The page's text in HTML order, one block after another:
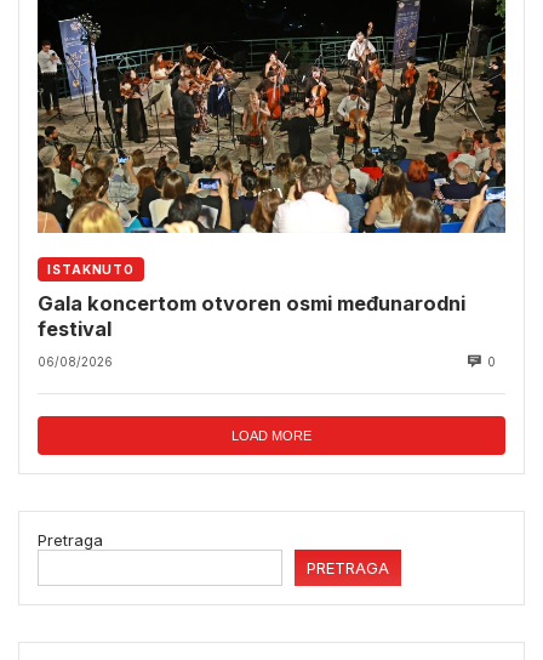
ISTAKNUTO
Gala koncertom otvoren osmi međunarodni
festival
06/08/2026 0
LOAD MORE
Pretraga
PRETRAGA